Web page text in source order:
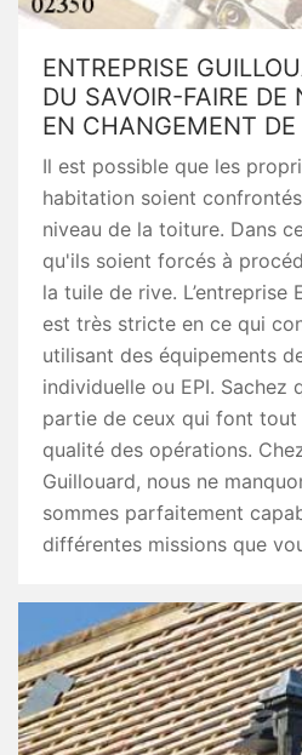
ENTREPRISE
DU SAVOIR-FAIRE DE
EN CHANGEMENT DE
Il est possible que les
habitation soient
niveau de la toiture. Dans
qu'ils soient forcés à
la tuile de rive. L’entreprise
est très stricte en ce qui
utilisant des équipements
individuelle ou EPI. Sachez
partie de ceux qui font tout
qualité des opérations.
Guillouard, nous ne
sommes parfaitement
différentes missions que